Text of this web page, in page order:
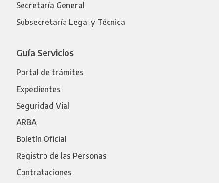
Secretaría General
Subsecretaría Legal y Técnica
Guía Servicios
Portal de trámites
Expedientes
Seguridad Vial
ARBA
Boletín Oficial
Registro de las Personas
Contrataciones